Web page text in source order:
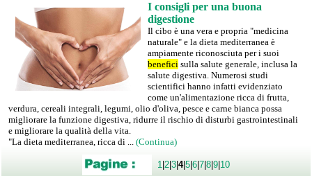
I consigli per una buona
digestione
Il cibo è una vera e propria "medicina
naturale" e la dieta mediterranea è
ampiamente riconosciuta per i suoi
benefici sulla salute generale, inclusa la
salute digestiva. Numerosi studi
scientifici hanno infatti evidenziato
come un'alimentazione ricca di frutta,
verdura, cereali integrali, legumi, olio d'oliva, pesce e carne bianca possa
migliorare la funzione digestiva, ridurre il rischio di disturbi gastrointestinali
e migliorare la qualità della vita.
"La dieta mediterranea, ricca di ... (Continua)
1 |2|3|4|5|6|7|8|9|10